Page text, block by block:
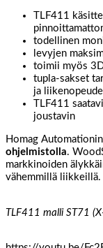
TLF411
todellinen
levyjen
toimii myös
tupla-sakset
ja
TLF411
joustavin
Homag
ohjelmistolla.
markkinoiden
vähemmillä liikkeillä.
TLF411 malli ST71